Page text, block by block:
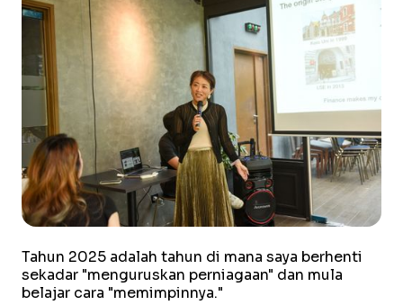
Tahun 2025 adalah tahun di mana saya berhenti
sekadar "menguruskan perniagaan" dan mula
belajar cara "memimpinnya."